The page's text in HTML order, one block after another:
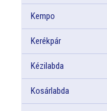
Kempo
Kerékpár
Kézilabda
Kosárlabda